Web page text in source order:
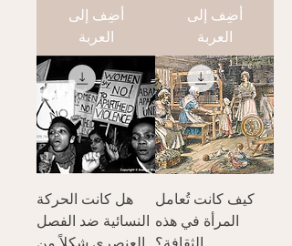
أضِف إلى
العربة
أضِف إلى
العربة
كيف كانت تُعامل
المرأة في هذه
هل كانت الحركة
النسائية ضد الفصل